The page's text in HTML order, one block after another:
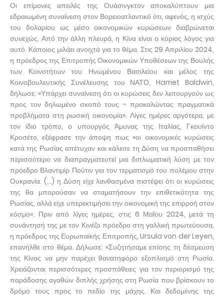
Οι επίμονες απειλές της Ουάσινγκτον αποκαλύπτουν μια
εδραιωμένη συναίνεση στον Βορειοατλαντικό ότι, αφενός, η ισχύς
του δολαρίου ως μέσο οικονομικών κυρώσεων διαβρώνεται
συνεχώς. Από την άλλη πλευρά, η Κίνα είναι ο κύριος λόγος για
αυτό. Κάποιος μιλάει ανοιχτά για το θέμα. Στις 29 Απριλίου 2024,
η πρόεδρος της Επιτροπής Οικονομικών Υποθέσεων της Βουλής
των Κοινοτήτων του Ηνωμένου Βασιλείου και μέλος της
Κοινοβουλευτικής Συνέλευσης του ΝΑΤΟ, Harriet Baldwin,
δήλωσε: «Υπάρχει συναίνεση ότι οι κυρώσεις δεν λειτουργούν ως
προς τον δηλωμένο σκοπό τους - προκαλώντας πραγματικά
προβλήματα στη ρωσική οικονομία». Λίγες ημέρες αργότερα, με
τον ίδιο τρόπο, ο υπουργός Άμυνας της Ιταλίας, Γκουίντο
Κροσέτο, εξέφρασε την άποψη πως «οι οικονομικές κυρώσεις
κατά της Ρωσίας απέτυχαν και κάλεσε τη Δύση να προσπαθήσει
περισσότερο να διαπραγματευτεί μια διπλωματική λύση με τον
πρόεδρο Βλαντιμίρ Πούτιν για τον τερματισμό του πολέμου στην
Ουκρανία. (...) η Δύση είχε λανθασμένα πιστέψει ότι οι κυρώσεις
της θα μπορούσαν να σταματήσουν την επιθετικότητα της
Ρωσίας, αλλά είχε υπερεκτιμήσει την οικονομική της επιρροή στον
κόσμο». Πριν από λίγες ημέρες, στις 6 Μαΐου 2024, μετά τη
συνάντησή της με τον Κινέζο πρόεδρο στη γαλλική πρωτεύουσα,
η πρόεδρος της Ευρωπαϊκής Επιτροπής, Ursula von der Leyen,
επανήλθε στο θέμα. Δήλωσε: «Συζητήσαμε επίσης τη δέσμευση
της Κίνας να μην παρέχει θανατηφόρο εξοπλισμό στη Ρωσία.
Χρειάζονται περισσότερες προσπάθειες για τον περιορισμό της
παράδοσης αγαθών διπλής χρήσης στη Ρωσία που βρίσκουν το
δρόμο τους προς το πεδίο της μάχης. Και δεδομένης της